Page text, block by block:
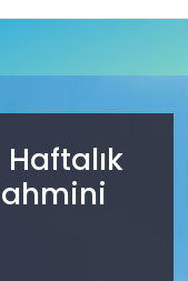
Haftalık